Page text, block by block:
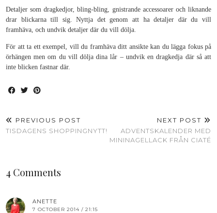
Detaljer som dragkedjor, bling-bling, gnistrande accessoarer och liknande
drar blickarna till sig. Nyttja det genom att ha detaljer där du vill
framhäva, och undvik detaljer där du vill dölja.
För att ta ett exempel, vill du framhäva ditt ansikte kan du lägga fokus på
örhängen men om du vill dölja dina lår – undvik en dragkedja där så att
inte blicken fastnar där.
PREVIOUS POST
TISDAGENS SHOPPINGNYTT!
NEXT POST
ADVENTSKALENDER MED
MININAGELLACK FRÅN CIATÉ
4 Comments
ANETTE
7 OCTOBER 2014 / 21:15